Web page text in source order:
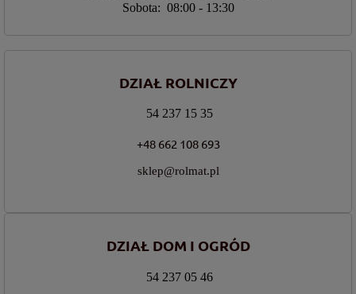
Sobota: 08:00 - 13:30
DZIAŁ ROLNICZY
54 237 15 35
+48 662 108 693
sklep@rolmat.pl
DZIAŁ DOM I OGRÓD
54 237 05 46